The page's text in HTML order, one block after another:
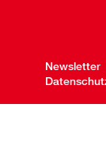
Newsletter